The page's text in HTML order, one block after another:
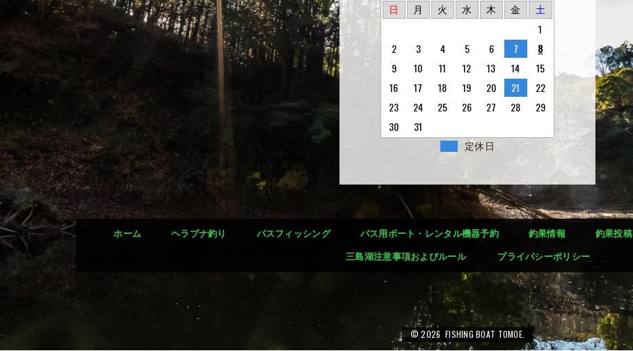
日 月 火 水 木 金 土
1
2
3 4 5 6 7
8
9
10 11 12 13 14
15
16
17 18 19 20 21
22
23
24 25 26 27 28
29
30
31
定休日
ホーム ヘラブナ釣り バスフィッシング バス用ボート・レンタル機器予約 釣果情報 釣果投稿
三島湖注意事項およびルール プライバシーポリシー
© 2026 FISHING BOAT TOMOE.